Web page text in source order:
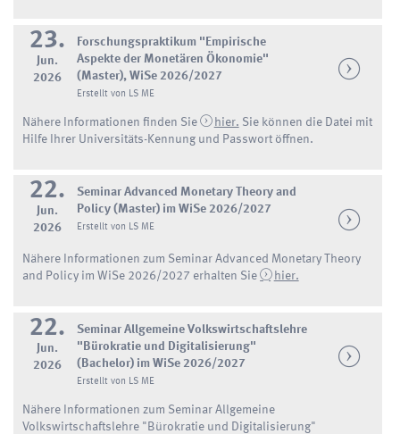
23.
Jun.
2026
Forschungspraktikum "Empirische
Aspekte der Monetären Ökonomie"
(Master), WiSe 2026/2027
Erstellt von LS ME
Nähere Informationen finden Sie hier. Sie können die Datei mit
Hilfe Ihrer Universitäts-Kennung und Passwort öffnen.
22.
Jun.
2026
Seminar Advanced Monetary Theory and
Policy (Master) im WiSe 2026/2027
Erstellt von LS ME
Nähere Informationen zum Seminar Advanced Monetary Theory
and Policy im WiSe 2026/2027 erhalten Sie
hier.
22.
Jun.
2026
Seminar Allgemeine Volkswirtschaftslehre
"Bürokratie und Digitalisierung"
(Bachelor) im WiSe 2026/2027
Erstellt von LS ME
Nähere Informationen zum Seminar Allgemeine
Volkswirtschaftslehre "Bürokratie und Digitalisierung"